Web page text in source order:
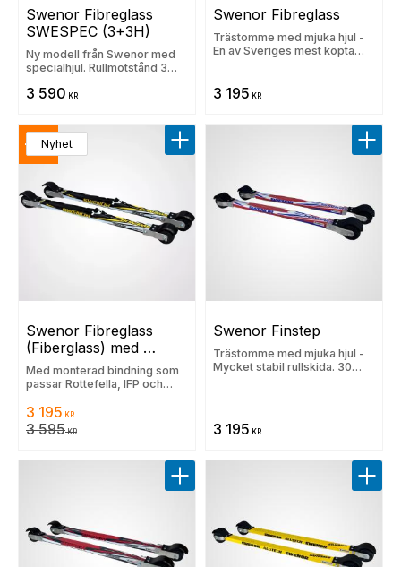
Swenor Fibreglass
SWESPEC (3+3H)
Ny modell från Swenor med
specialhjul. Rullmotstånd 3
3 590 KR
Swenor Fibreglass
Trästomme med mjuka hjul -
En av Sveriges mest köpta
3 195 KR
Swenor Fibreglass
(Fiberglass) med
Prolink Race bindning
Med monterad bindning som
passar Rottefella, IFP och
3595 kr
3 195 KR
3 595KR
%
Nyhet
Lägg till i favoriter
Swenor Finstep
Trästomme med mjuka hjul -
Mycket stabil rullskida. 30
3 195 KR
Lägg
Lägg till i favoriter Lägg